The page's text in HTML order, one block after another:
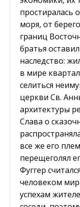
простиралась
моря, от
границ
братья
наследство:
в мире
селиться
церкви Св.
архитектуры
Слава о
все же его
перещеголял
Фуггер
человеком
успехам